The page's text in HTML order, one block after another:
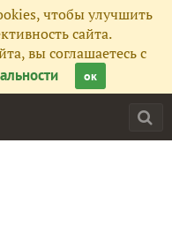
чтобы улучшить
сайта.
вы соглашаетесь с
ок